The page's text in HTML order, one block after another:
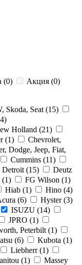
(0) Акция (0)
Skoda, Seat (15)
4)
Holland (21)
(1)
Chevrolet,
Dodge, Jeep, Fiat,
Cummins (11)
Detroit (15)
Deutz
(1) FG Wilson (1)
Hiab (1) Hino (4)
(6) Hyster (3)
ISUZU (14)
JPRO (1)
Peterbilt (1)
(6) Kubota (1)
Liebherr (1)
(1)
Massey